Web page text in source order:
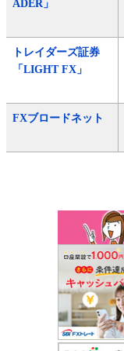
ADER」
トレイダーズ証券
「LIGHT FX」
FXブロードネット